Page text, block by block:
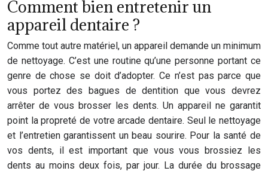
Comment bien entretenir un
appareil dentaire ?
Comme tout autre matériel, un appareil demande un minimum
de nettoyage. C’est une routine qu’une personne portant ce
genre de chose se doit d’adopter. Ce n’est pas parce que
vous portez des bagues de dentition que vous devrez
arrêter de vous brosser les dents. Un appareil ne garantit
point la propreté de votre arcade dentaire. Seul le nettoyage
et l’entretien garantissent un beau sourire. Pour la santé de
vos dents, il est important que vous vous brossiez les
dents au moins deux fois, par jour. La durée du brossage